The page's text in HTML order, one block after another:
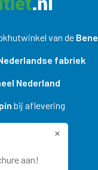
aan!
van de
fabriek
Nederland
bij aflevering